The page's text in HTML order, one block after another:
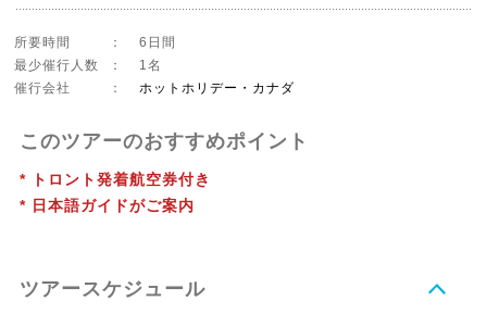
所要時間 ：
6日間
最少催行人数
：
1名
催行会社
： ホットホリデー・カナダ
このツアーのおすすめポイント
* トロント発着航空券付き
* 日本語ガイドがご案内
ツアースケジュール